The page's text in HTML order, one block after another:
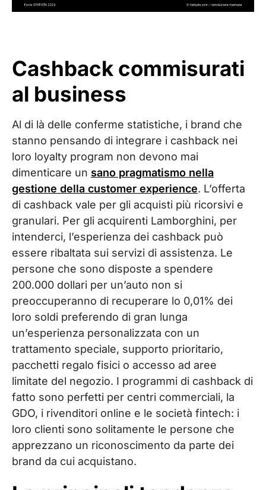
Cashback commisurati
al business
Al di là delle conferme statistiche, i brand che
stanno pensando di integrare i cashback nei
loro loyalty program non devono mai
dimenticare un sano pragmatismo nella
gestione della customer experience. L’offerta
di cashback vale per gli acquisti più ricorsivi e
granulari. Per gli acquirenti Lamborghini, per
intenderci, l’esperienza dei cashback può
essere ribaltata sui servizi di assistenza. Le
persone che sono disposte a spendere
200.000 dollari per un’auto non si
preoccuperanno di recuperare lo 0,01% dei
loro soldi preferendo di gran lunga
un’esperienza personalizzata con un
trattamento speciale, supporto prioritario,
pacchetti regalo fisici o accesso ad aree
limitate del negozio. I programmi di cashback di
fatto sono perfetti per centri commerciali, la
GDO, i rivenditori online e le società fintech: i
loro clienti sono solitamente le persone che
apprezzano un riconoscimento da parte dei
brand da cui acquistano.